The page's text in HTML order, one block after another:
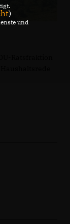
Ratsfraktion
)
und